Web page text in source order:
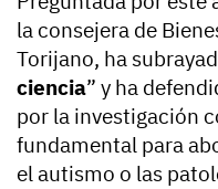
la consejera de
Torijano, ha
ciencia” y ha
por la investigación
fundamental para
el autismo o las